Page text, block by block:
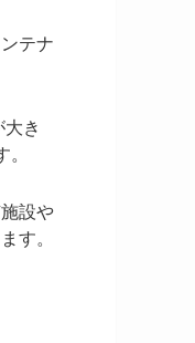
テナ
き
設や
す。